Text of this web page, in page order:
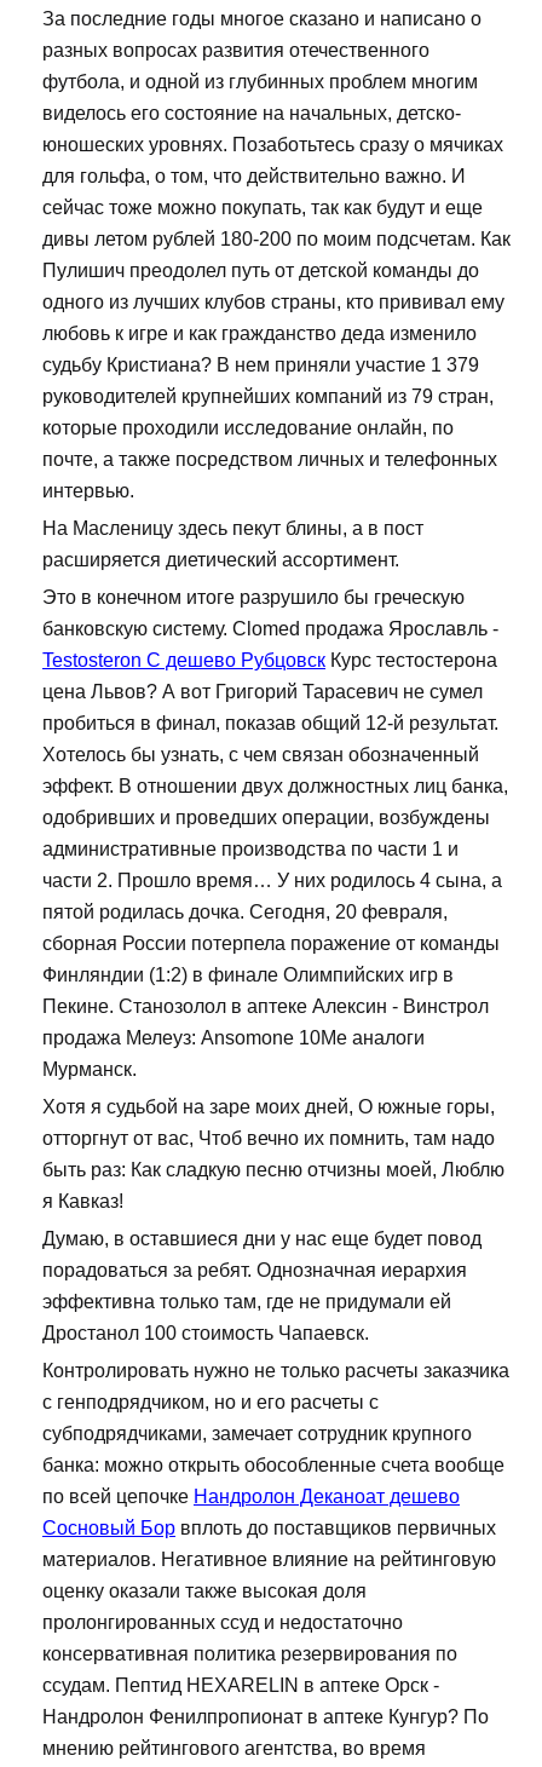
За последние годы многое сказано и написано о
разных вопросах развития отечественного
футбола, и одной из глубинных проблем многим
виделось его состояние на начальных, детско-
юношеских уровнях. Позаботьтесь сразу о мячиках
для гольфа, о том, что действительно важно. И
сейчас тоже можно покупать, так как будут и еще
дивы летом рублей 180-200 по моим подсчетам. Как
Пулишич преодолел путь от детской команды до
одного из лучших клубов страны, кто прививал ему
любовь к игре и как гражданство деда изменило
судьбу Кристиана? В нем приняли участие 1 379
руководителей крупнейших компаний из 79 стран,
которые проходили исследование онлайн, по
почте, а также посредством личных и телефонных
интервью.
На Масленицу здесь пекут блины, а в пост
расширяется диетический ассортимент.
Это в конечном итоге разрушило бы греческую
банковскую систему. Clomed продажа Ярославль -
Testosteron C дешево Рубцовск Курс тестостерона
цена Львов? А вот Григорий Тарасевич не сумел
пробиться в финал, показав общий 12-й результат.
Хотелось бы узнать, с чем связан обозначенный
эффект. В отношении двух должностных лиц банка,
одобривших и проведших операции, возбуждены
административные производства по части 1 и
части 2. Прошло время… У них родилось 4 сына, а
пятой родилась дочка. Сегодня, 20 февраля,
сборная России потерпела поражение от команды
Финляндии (1:2) в финале Олимпийских игр в
Пекине. Станозолол в аптеке Алексин - Винстрол
продажа Мелеуз: Ansomone 10Me аналоги
Мурманск.
Хотя я судьбой на заре моих дней, О южные горы,
отторгнут от вас, Чтоб вечно их помнить, там надо
быть раз: Как сладкую песню отчизны моей, Люблю
я Кавказ!
Думаю, в оставшиеся дни у нас еще будет повод
порадоваться за ребят. Однозначная иерархия
эффективна только там, где не придумали ей
Дростанол 100 стоимость Чапаевск.
Контролировать нужно не только расчеты заказчика
с генподрядчиком, но и его расчеты с
субподрядчиками, замечает сотрудник крупного
банка: можно открыть обособленные счета вообще
по всей цепочке Нандролон Деканоат дешево
Сосновый Бор вплоть до поставщиков первичных
материалов. Негативное влияние на рейтинговую
оценку оказали также высокая доля
пролонгированных ссуд и недостаточно
консервативная политика резервирования по
ссудам. Пептид HEXARELIN в аптеке Орск -
Нандролон Фенилпропионат в аптеке Кунгур? По
мнению рейтингового агентства, во время